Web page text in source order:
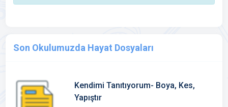
Son Okulumuzda Hayat Dosyaları
Kendimi Tanıtıyorum- Boya, Kes,
Yapıştır